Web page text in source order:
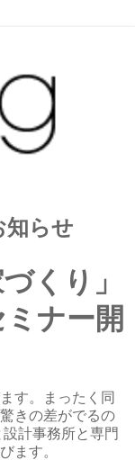
知らせ
くり」
ナー開
す。
まったく同
きの差がでるの
計事務所と専門
ます。